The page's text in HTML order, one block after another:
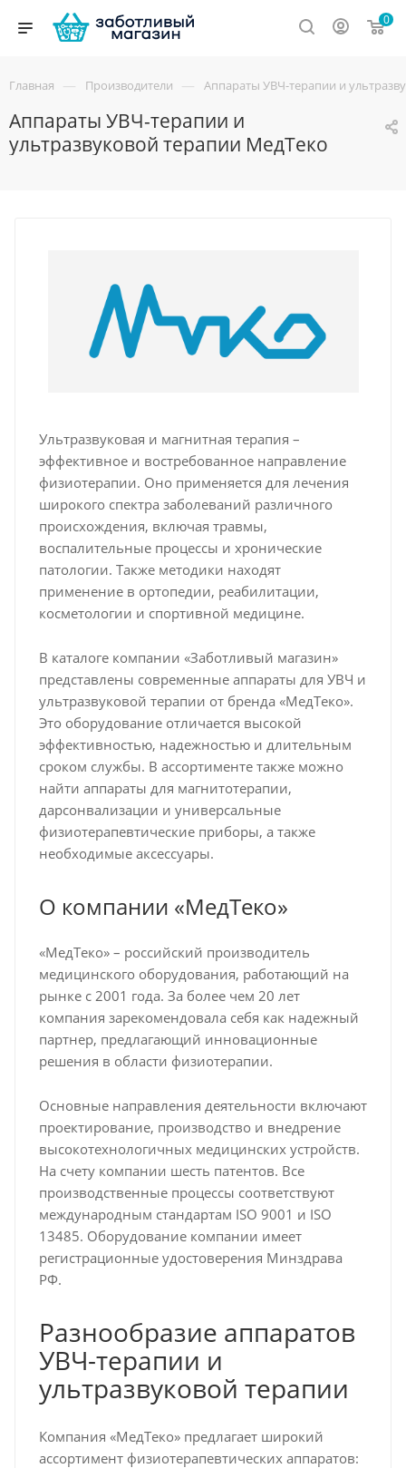
0
Главная — Производители — Аппараты УВЧ-терапии и
Аппараты УВЧ-терапии и
ультразвуковой терапии МедТеко
Ультразвуковая и магнитная терапия –
эффективное и востребованное направление
физиотерапии. Оно применяется для лечения
широкого спектра заболеваний различного
происхождения, включая травмы,
воспалительные процессы и хронические
патологии. Также методики находят
применение в ортопедии, реабилитации,
косметологии и спортивной медицине.
В каталоге компании «Заботливый магазин»
представлены современные аппараты для УВЧ и
ультразвуковой терапии от бренда «МедТеко».
Это оборудование отличается высокой
эффективностью, надежностью и длительным
сроком службы. В ассортименте также можно
найти аппараты для магнитотерапии,
дарсонвализации и универсальные
физиотерапевтические приборы, а также
необходимые аксессуары.
О компании «МедТеко»
«МедТеко» – российский производитель
медицинского оборудования, работающий на
рынке с 2001 года. За более чем 20 лет
компания зарекомендовала себя как надежный
партнер, предлагающий инновационные
решения в области физиотерапии.
Основные направления деятельности включают
проектирование, производство и внедрение
высокотехнологичных медицинских устройств.
На счету компании шесть патентов. Все
производственные процессы соответствуют
международным стандартам ISO 9001 и ISO
13485. Оборудование компании имеет
регистрационные удостоверения Минздрава
РФ.
Разнообразие аппаратов
УВЧ-терапии и
ультразвуковой терапии
Компания «МедТеко» предлагает широкий
ассортимент физиотерапевтических аппаратов: